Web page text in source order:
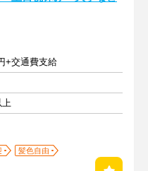
+交通費支給
上
髪色自由